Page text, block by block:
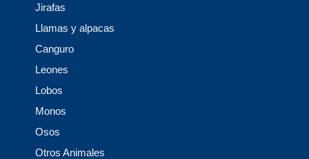
Jirafas
Llamas y alpacas
Canguro
Leones
Lobos
Monos
Osos
Otros Animales